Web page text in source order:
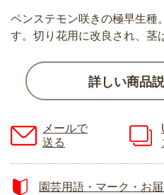
ペンステモン咲きの極早生種
す。切り花用に改良され、茎
詳しい商品
メールで
送る
園芸用語・マーク・お